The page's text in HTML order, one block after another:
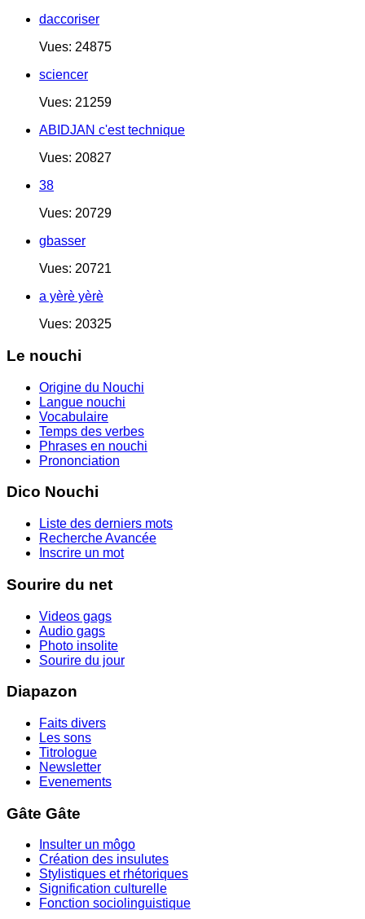
daccoriser
Vues: 24875
sciencer
Vues: 21259
ABIDJAN c'est technique
Vues: 20827
38
Vues: 20729
gbasser
Vues: 20721
a yèrè yèrè
Vues: 20325
Le nouchi
Origine du Nouchi
Langue nouchi
Vocabulaire
Temps des verbes
Phrases en nouchi
Prononciation
Dico Nouchi
Liste des derniers mots
Recherche Avancée
Inscrire un mot
Sourire du net
Videos gags
Audio gags
Photo insolite
Sourire du jour
Diapazon
Faits divers
Les sons
Titrologue
Newsletter
Evenements
Gâte Gâte
Insulter un môgo
Création des insulutes
Stylistiques et rhétoriques
Signification culturelle
Fonction sociolinguistique